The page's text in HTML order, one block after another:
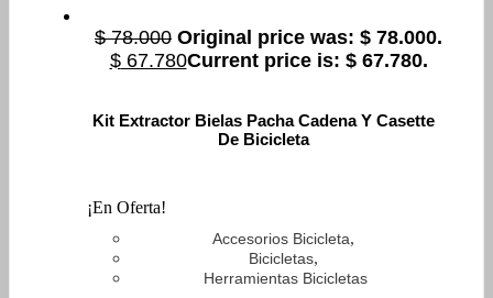
$78.000 Original price was: $ 78.000.
$67.780Current price is: $ 67.780.
Kit Extractor Bielas Pacha Cadena Y Casette
De Bicicleta
¡En Oferta!
Accesorios Bicicleta,
Bicicletas,
Herramientas Bicicletas